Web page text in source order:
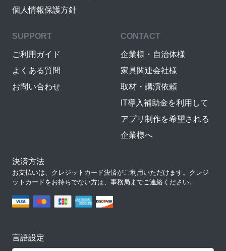
個人情報保護方針
SUPPORT
ご利用ガイド
よくある質問
お問い合わせ
CONTACT
企業様・自治体様
家具関連会社様
取材・講演依頼
IT導入補助金を利用して
アプリ制作を希望される
企業様へ
決済方法
お支払いは、クレジットカード決済がご利用いただけます。クレジ
ットカードをお持ちでない方は、事務局までご連絡ください。
言語設定